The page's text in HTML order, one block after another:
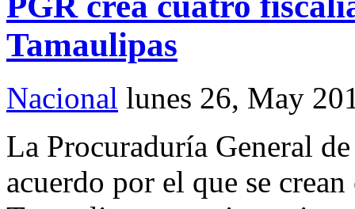
Tamaulipas
Nacional lunes 26, May
La Procuraduría General
acuerdo por el que se